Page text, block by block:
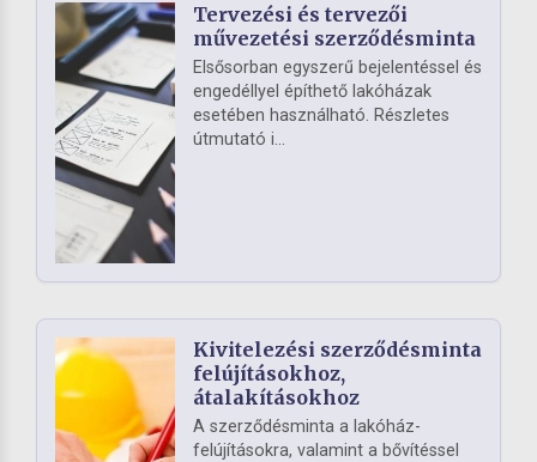
Tervezési és tervezői
művezetési szerződésminta
Elsősorban egyszerű bejelentéssel és
engedéllyel építhető lakóházak
esetében használható. Részletes
útmutató i...
Kivitelezési szerződésminta
felújításokhoz,
átalakításokhoz
A szerződésminta a lakóház-
felújításokra, valamint a bővítéssel